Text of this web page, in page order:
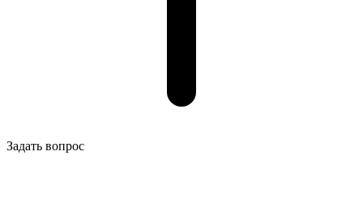
Задать вопрос